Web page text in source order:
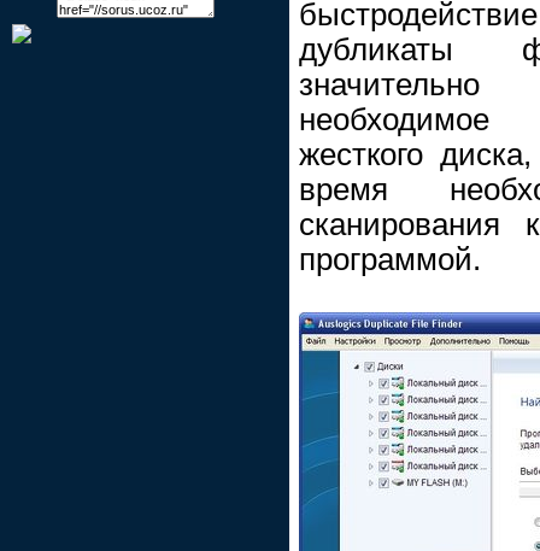
дубликаты
жесткого
время
сканирования
программой.